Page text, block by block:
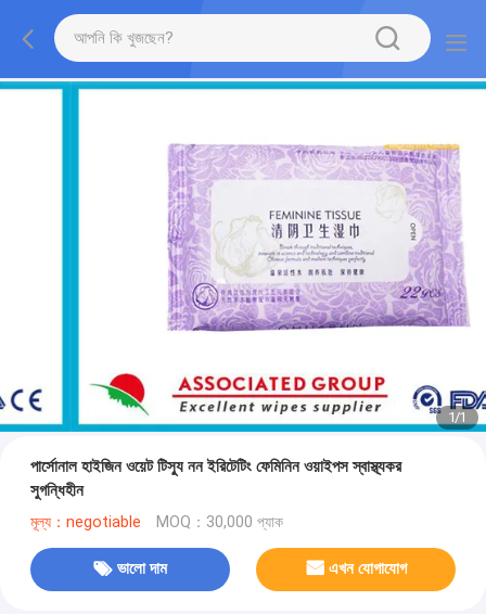
1/1
পার্সোনাল হাইজিন ওয়েট টিস্যু নন ইরিটেটিং ফেমিনিন ওয়াইপস স্বাস্থ্যকর
সুগন্ধিহীন
মূল্য：negotiable MOQ：30,000 প্যাক
ভালো দাম এখন যোগাযোগ